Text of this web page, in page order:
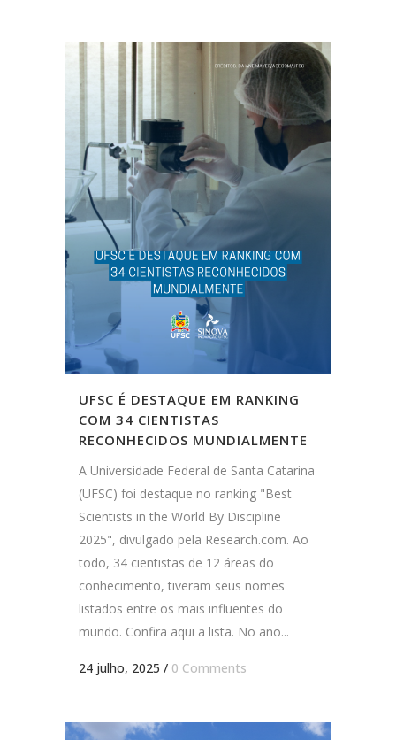
UFSC É DESTAQUE EM RANKING
COM 34 CIENTISTAS
RECONHECIDOS MUNDIALMENTE
A Universidade Federal de Santa Catarina
(UFSC) foi destaque no ranking "Best
Scientists in the World By Discipline
2025", divulgado pela Research.com. Ao
todo, 34 cientistas de 12 áreas do
conhecimento, tiveram seus nomes
listados entre os mais influentes do
mundo. Confira aqui a lista. No ano...
24 julho, 2025 / 0 Comments